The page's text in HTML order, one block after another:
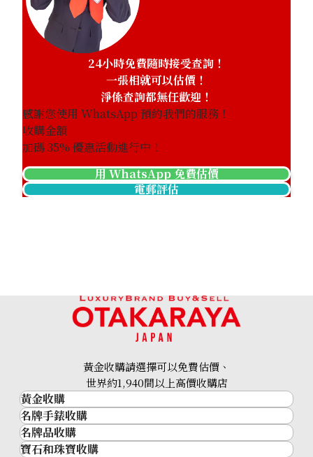
24小時免費隨時接受查詢！
一張相就可以估價！
淨係查詢都無任歡迎！
感謝您使用 WhatsApp 預約我們的服務！
收購金額
加碼35% 優惠活動進行中！
用 WhatsApp 免費估價
電郵評估
黃金收購請選擇可以免費估價、
世界約1,940間以上高價收購店
黃金收購
黃金･金條
金條
金幣及銀幣
名牌手錶收購
名牌手錶收購
勞力士 (Rolex)
名牌品收購
名牌品收購
寶石和珠寶收購